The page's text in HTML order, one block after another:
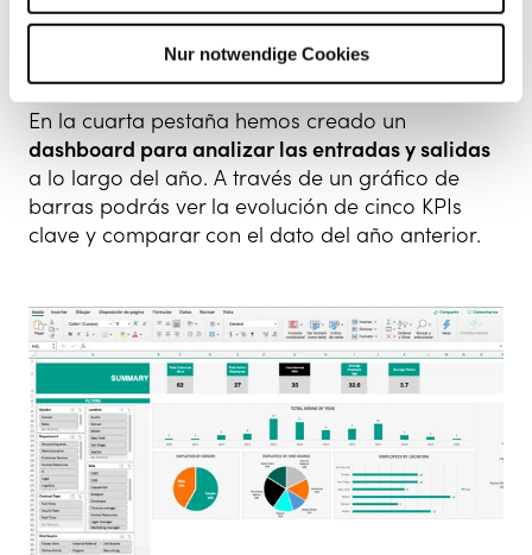
Nur notwendige Cookies
empleados, etc. En la izquierda encontrarás un
cuadro donde poder filtrar la información y
analizar aspectos más concretos.
En la cuarta pestaña hemos creado un
dashboard para analizar las entradas y salidas
a lo largo del año. A través de un gráfico de
barras podrás ver la evolución de cinco KPIs
clave y comparar con el dato del año anterior.